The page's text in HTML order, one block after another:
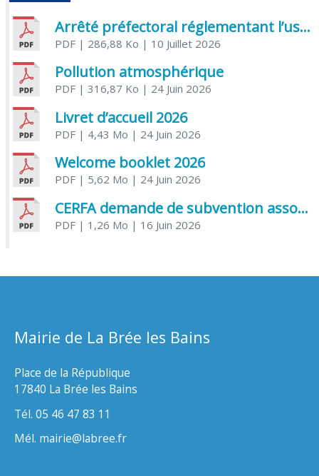
Arrêté préfectoral réglementant l’usage de l’eau
PDF| 286,88 Ko | 10 Juillet 2026
Pollution atmosphérique
PDF| 316,87 Ko | 24 Juin 2026
Livret d’accueil 2026
PDF| 4,43 Mo | 24 Juin 2026
Welcome booklet 2026
PDF| 5,62 Mo | 24 Juin 2026
CERFA demande de subvention association
PDF| 1,26 Mo | 16 Juin 2026
Mairie de La Brée les Bains
Place de la République
17840 La Brée les Bains
Tél. 05 46 47 83 11
Mél. mairie@labree.fr